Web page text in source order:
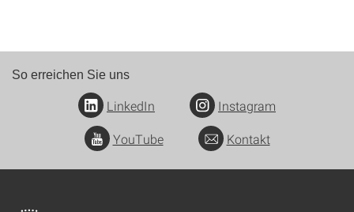
So erreichen Sie uns
LinkedIn
Instagram
YouTube
Kontakt